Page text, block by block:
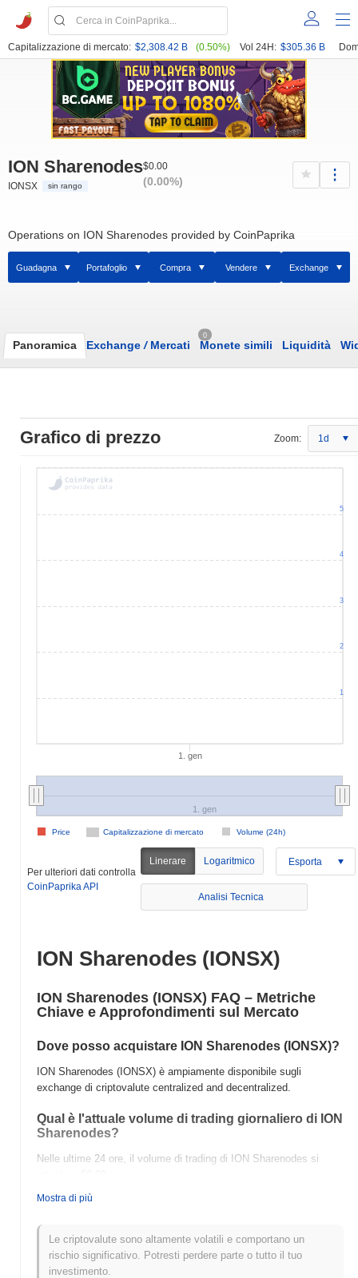
Capitalizzazione di mercato: $2,308.42 B (0.50%) Vol 24H: $305.36 B
ION Sharenodes
IONSX sin rango
$0.00
(0.00%)
Operations on ION Sharenodes provided by CoinPaprika
Guadagna Portafoglio Compra Vendere Exchange
Panoramica Exchange /Mercati
0
Monete simili Liquidità
Grafico di prezzo Zoom: 1d
1. gen
Capitalizzazione di mercato Volume (24h)
Price
1. gen
1
2
3
4
5
Per ulteriori dati controlla
CoinPaprika API
Linerare Logaritmico Esporta
Analisi Tecnica
ION Sharenodes (IONSX)
ION Sharenodes (IONSX) FAQ – Metriche
Chiave e Approfondimenti sul Mercato
Dove posso acquistare ION Sharenodes (IONSX)?
ION Sharenodes (IONSX) è ampiamente disponibile sugli
exchange di criptovalute centralized and decentralized.
Qual è l'attuale volume di trading giornaliero di ION
Sharenodes?
Nelle ultime 24 ore, il volume di trading di ION Sharenodes si
Qual è lo storico della fascia di prezzo di ION
Massimo Storico (ATH):$0.438433
Minimo Storico (ATL): $0.00
Mostra di più
Le criptovalute sono altamente volatili e comportano un
rischio significativo. Potresti perdere parte o tutto il tuo
investimento.